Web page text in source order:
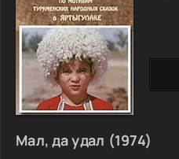
Мал, да удал (1974)